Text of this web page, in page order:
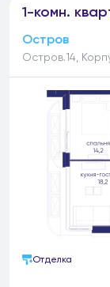
1-комн.
Остров
Остров.14,
Отделка